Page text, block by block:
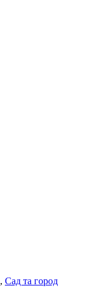
, Сад та город